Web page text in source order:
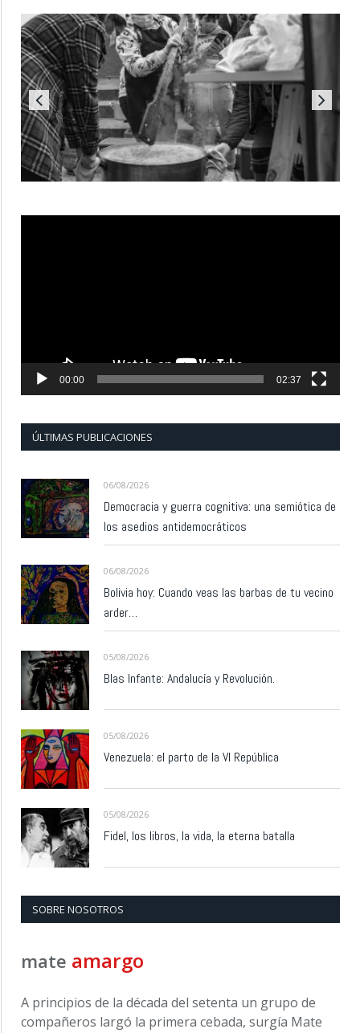
00:00 02:37
ÚLTIMAS PUBLICACIONES
06/08/2026
Democracia y guerra cognitiva: una semiótica de
los asedios antidemocráticos
06/08/2026
Bolivia hoy: Cuando veas las barbas de tu vecino
arder…
05/08/2026
Blas Infante: Andalucía y Revolución.
05/08/2026
Venezuela: el parto de la VI República
05/08/2026
Fidel, los libros, la vida, la eterna batalla
SOBRE NOSOTROS
mate amargo
A principios de la década del setenta un grupo de
compañeros largó la primera cebada, surgía Mate